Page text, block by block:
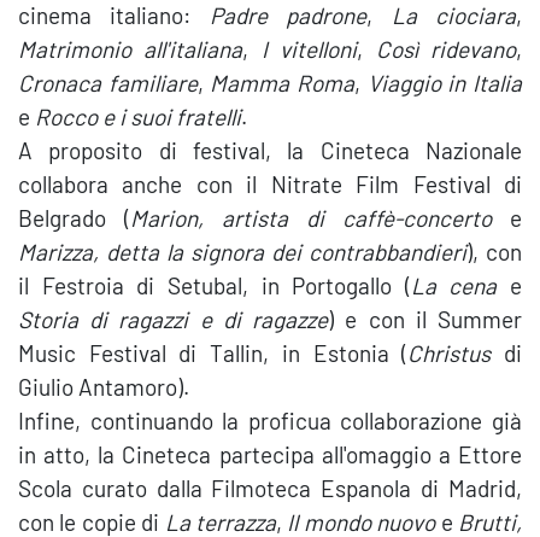
cinema italiano: Padre padrone, La ciociara,
Matrimonio all'italiana, I vitelloni, Così ridevano,
Cronaca familiare, Mamma Roma, Viaggio in Italia
e Rocco e i suoi fratelli.
A proposito di festival, la Cineteca Nazionale
collabora anche con il Nitrate Film Festival di
Belgrado (Marion, artista di caffè-concertoe
Marizza, detta la signora dei contrabbandieri), con
il Festroia di Setubal, in Portogallo (La cenae
Storia di ragazzi e di ragazze) e con il Summer
Music Festival di Tallin, in Estonia (Christusdi
Giulio Antamoro).
Infine, continuando la proficua collaborazione già
in atto, la Cineteca partecipa all'omaggio a Ettore
Scola curato dalla Filmoteca Espanola di Madrid,
con le copie di La terrazza, Il mondo nuovoe Brutti,